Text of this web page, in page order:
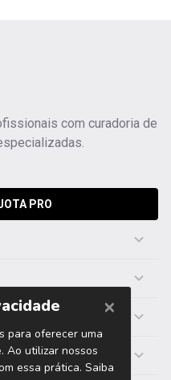
com curadoria de
PRO